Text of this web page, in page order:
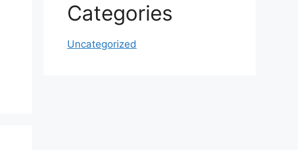
Categories
Uncategorized